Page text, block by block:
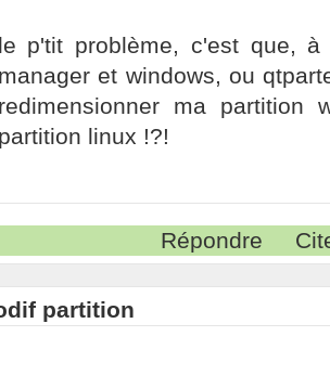
le p'tit problème, c'est que,
manager et windows, ou
redimensionner ma partition
partition linux !?!
Répondre
partition